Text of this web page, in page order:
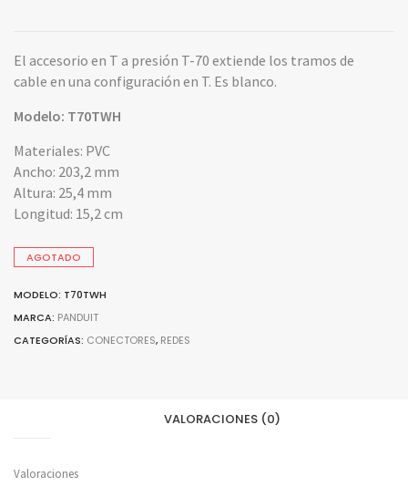
El accesorio en T a presión T-70 extiende los tramos de
cable en una configuración en T. Es blanco.
Modelo: T70TWH
Materiales: PVC
Ancho: 203,2 mm
Altura: 25,4 mm
Longitud: 15,2 cm
AGOTADO
MODELO: T70TWH
MARCA: PANDUIT
CATEGORÍAS: CONECTORES, REDES
VALORACIONES (0)
Valoraciones